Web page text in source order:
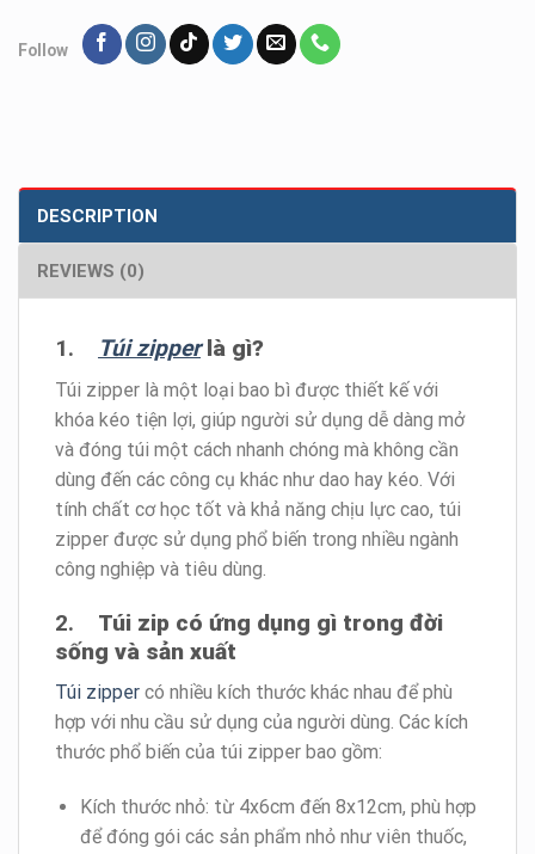
Follow
DESCRIPTION
REVIEWS (0)
1. Túi zipper là gì?
Túi zipper là một loại bao bì được thiết kế với
khóa kéo tiện lợi, giúp người sử dụng dễ dàng mở
và đóng túi một cách nhanh chóng mà không cần
dùng đến các công cụ khác như dao hay kéo. Với
tính chất cơ học tốt và khả năng chịu lực cao, túi
zipper được sử dụng phổ biến trong nhiều ngành
công nghiệp và tiêu dùng.
2. Túi zip có ứng dụng gì trong đời
sống và sản xuất
Túi zipper có nhiều kích thước khác nhau để phù
hợp với nhu cầu sử dụng của người dùng. Các kích
thước phổ biến của túi zipper bao gồm:
Kích thước nhỏ: từ 4x6cm đến 8x12cm, phù hợp
để đóng gói các sản phẩm nhỏ như viên thuốc,